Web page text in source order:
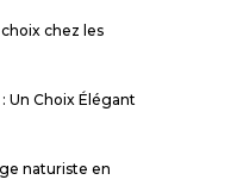
chez les
Un Choix Élégant
naturiste en